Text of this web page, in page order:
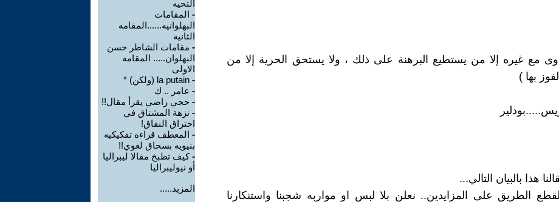
مع غيره إلا من يستطيع البرهنة على ذلك ، ولا يستحق الحرية إلا من
بها )
هذا بالبيان التالي...
الطريق على المزايدين.. نعلن بلا لبس او مواربه شجبنا واستنكارنا
التحيه
- المقامات
البهلوانيه......المقامه
الثانيه
- مقامات الشاطر حسن
البهلوان..... المقامه
الاولى
- la putain (ولكن) *
- عامر .. ك
- حجي راضي يقرأ مقال!!
- نزهة المشتاق في
اختراق النفاق!
- المعطف قراءه تفكيكيه
بنيويه بسحاق لغوي!!
-كيف تطبخ مقالا ليبراليا
أو نيوليبراليا
المزيد.....